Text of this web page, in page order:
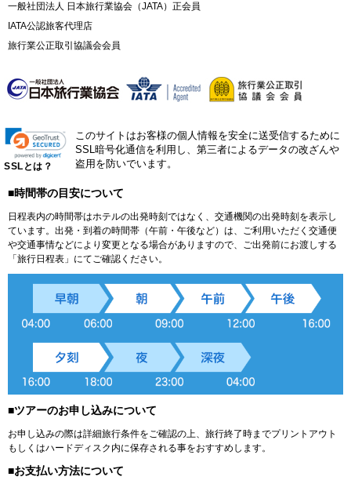
一般社団法人 日本旅行業協会（JATA）正会員
IATA公認旅客代理店
旅行業公正取引協議会会員
SSLとは？
このサイトはお客様の個人情報を安全に送受信するために
SSL暗号化通信を利用し、第三者によるデータの改ざんや
盗用を防いでいます。
■時間帯の目安について
日程表内の時間帯はホテルの出発時刻ではなく、交通機関の出発時刻を表示し
ています。出発・到着の時間帯（午前・午後など）は、ご利用いただく交通便
や交通事情などにより変更となる場合がありますので、ご出発前にお渡しする
「旅行日程表」にてご確認ください。
■ツアーのお申し込みについて
お申し込みの際は詳細旅行条件をご確認の上、旅行終了時までプリントアウト
もしくはハードディスク内に保存される事をおすすめします。
■お支払い方法について